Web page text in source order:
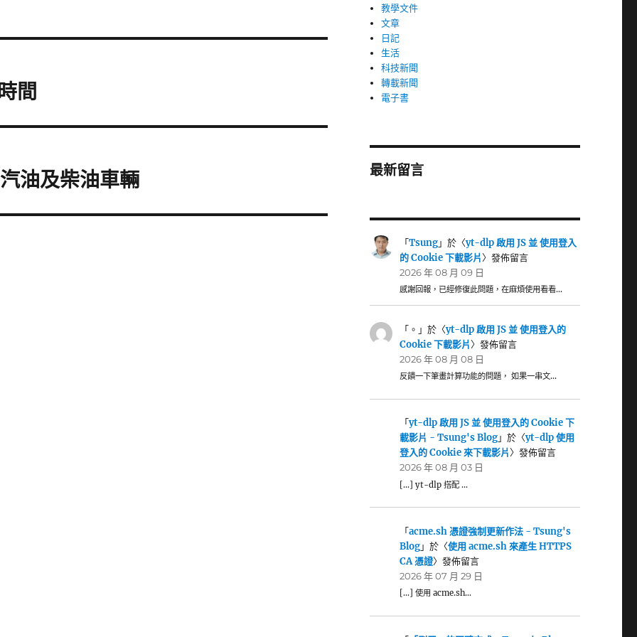
間
油及柴油車輛
教學文件
文章
日記
生活
科技新聞
轉載新聞
電子書
最新留言
「Tsung」於〈yt-dlp 啟用 JS 並 使用登入
的 Cookie 下載影片〉發佈留言
2026 年 08 月 09 日
感謝回報，已經修復此問題，在麻煩使用看看…
「 。 」於〈yt-dlp 啟用 JS 並 使用登入的
Cookie 下載影片〉發佈留言
2026 年 08 月 08 日
反饋一下筆畫計算功能的問題， 如果一串文…
「yt-dlp 啟用 JS 並 使用登入的 Cookie 下
載影片 - Tsung's Blog」於〈yt-dlp 使用
登入的 Cookie 來下載影片〉發佈留言
2026 年 08 月 03 日
[…] yt-dlp 搭配 …
「acme.sh 憑證強制更新作法 - Tsung's
Blog」於〈使用 acme.sh 來產生 HTTPS
CA 憑證〉發佈留言
2026 年 07 月 29 日
[…] 使用 acme.sh…